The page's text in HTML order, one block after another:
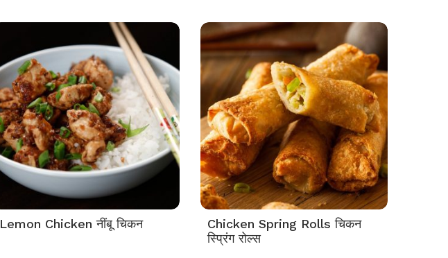
Lemon Chicken नींबू चिकन
Chicken Spring Rolls चिकन
स्प्रिंग रोल्स